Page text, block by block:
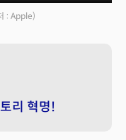
: Apple)
리 혁명!